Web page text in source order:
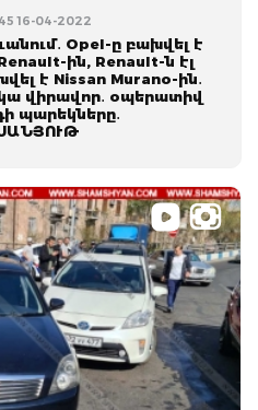
16-04-2022
Opel-ը բախվել է
ին, Renault-ն էլ
է Nissan Murano-ին․
վիրավոր․ օպերատիվ
պարեկները․